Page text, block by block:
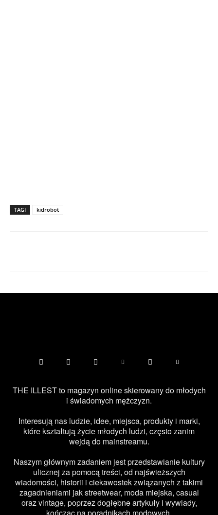
TAGI kidrobot
THE ILLEST to magazyn online skierowany do młodych
i świadomych mężczyzn.
Interesują nas ludzie, idee, miejsca, produkty i marki,
które kształtują życie młodych ludzi, często zanim
wejdą do mainstreamu.
Naszym głównym zadaniem jest przedstawianie kultury
ulicznej za pomocą treści, od najświeższych
wiadomości, historii i ciekawostek związanych z takimi
zagadnieniami jak streetwear, moda miejska, casual
oraz vintage, poprzez dogłębne artykuły i wywiady,